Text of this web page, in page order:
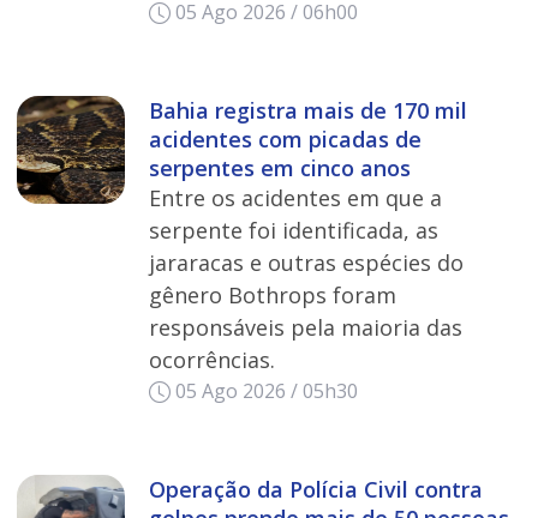
05 Ago 2026 / 06h00
Bahia registra mais de 170 mil
acidentes com picadas de
serpentes em cinco anos
Entre os acidentes em que a
serpente foi identificada, as
jararacas e outras espécies do
gênero Bothrops foram
responsáveis pela maioria das
ocorrências.
05 Ago 2026 / 05h30
Operação da Polícia Civil contra